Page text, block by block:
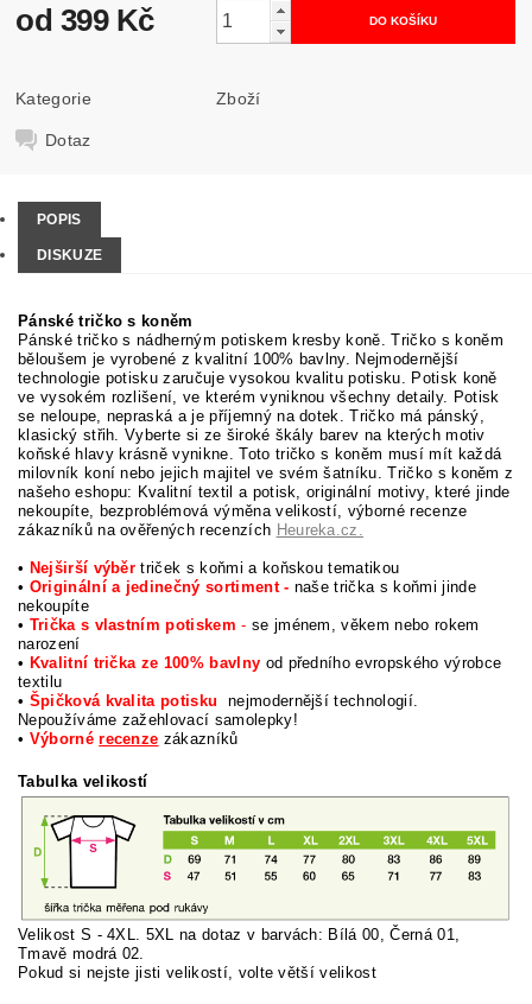
od 399 Kč
Kategorie Zboží
Dotaz
POPIS
DISKUZE
Pánské tričko s koněm
Pánské tričko s nádherným potiskem kresby koně. Tričko s koněm
běloušem je vyrobené z kvalitní 100% bavlny. Nejmodernější
technologie potisku zaručuje vysokou kvalitu potisku. Potisk koně
ve vysokém rozlišení, ve kterém vyniknou všechny detaily. Potisk
se neloupe, nepraská a je příjemný na dotek. Tričko má pánský,
klasický střih. Vyberte si ze široké škály barev na kterých motiv
koňské hlavy krásně vynikne. Toto tričko s koněm musí mít každá
milovník koní nebo jejich majitel ve svém šatníku. Tričko s koněm z
našeho eshopu: Kvalitní textil a potisk, originální motivy, které jinde
nekoupíte, bezproblémová výměna velikostí, výborné recenze
zákazníků na ověřených recenzích Heureka.cz.
• Nejširší výběr triček s koňmi a koňskou tematikou
• Originální a jedinečný sortiment - naše trička s koňmi jinde
nekoupíte
• Trička s vlastním potiskem- se jménem, věkem nebo rokem
narození
• Kvalitní trička ze 100% bavlny od předního evropského výrobce
textilu
• Špičková kvalita potisku
nejmodernější technologií.
Nepoužíváme zažehlovací samolepky!
• Výbornérecenze zákazníků
Tabulka velikostí
Velikost S - 4XL. 5XL na dotaz v barvách: Bílá 00, Černá 01,
Tmavě modrá 02.
Pokud si nejste jisti velikostí, volte větší velikost